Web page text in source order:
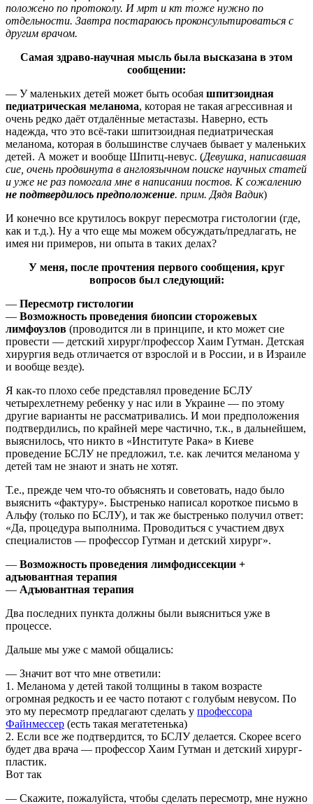
положено по протоколу. И мрт и кт тоже нужно по
отдельности. Завтра постараюсь проконсультироваться с
другим врачом.
Самая здраво-научная мысль была высказана в этом
сообщении:
— У маленьких детей может быть особая шпитзоидная
педиатрическая меланома, которая не такая агрессивная и
очень редко даёт отдалённые метастазы. Наверно, есть
надежда, что это всё-таки шпитзоидная педиатрическая
меланома, которая в большинстве случаев бывает у маленьких
детей. А может и вообще Шпитц-невус. (Девушка, написавшая
сие, очень продвинута в англоязычном поиске научных статей
и уже не раз помогала мне в написании постов. К сожалению
не подтвердилось предположение. прим. Дядя Вадик)
И конечно все крутилось вокруг пересмотра гистологии (где,
как и т.д.). Ну а что еще мы можем обсуждать/предлагать, не
имея ни примеров, ни опыта в таких делах?
У меня, после прочтения первого сообщения, круг
вопросов был следующий:
— Пересмотр гистологии
— Возможность проведения биопсии сторожевых
лимфоузлов (проводится ли в принципе, и кто может сие
провести — детский хирург/профессор Хаим Гутман. Детская
хирургия ведь отличается от взрослой и в России, и в Израиле
и вообще везде).
Я как-то плохо себе представлял проведение БСЛУ
четырехлетнему ребенку у нас или в Украине — по этому
другие варианты не рассматривались. И мои предположения
подтвердились, по крайней мере частично, т.к., в дальнейшем,
выяснилось, что никто в «Институте Рака» в Киеве
проведение БСЛУ не предложил, т.е. как лечится меланома у
детей там не знают и знать не хотят.
Т.е., прежде чем что-то объяснять и советовать, надо было
выяснить «фактуру». Быстренько написал короткое письмо в
Альфу (только по БСЛУ), и так же быстренько получил ответ:
«Да, процедура выполнима. Проводиться с участием двух
специалистов — профессор Гутман и детский хирург».
— Возможность проведения лимфодиссекции +
адъювантная терапия
— Адъювантная терапия
Два последних пункта должны были выясниться уже в
процессе.
Дальше мы уже с мамой общались:
— Значит вот что мне ответили:
1. Меланома у детей такой толщины в таком возрасте
огромная редкость и ее часто потают с голубым невусом. По
это му пересмотр предлагают сделать у профессора
Файнмессер (есть такая мегатетенька)
2. Если все же подтвердится, то БСЛУ делается. Скорее всего
будет два врача — профессор Хаим Гутман и детский хирург-
пластик.
Вот так
— Скажите, пожалуйста, чтобы сделать пересмотр, мне нужно